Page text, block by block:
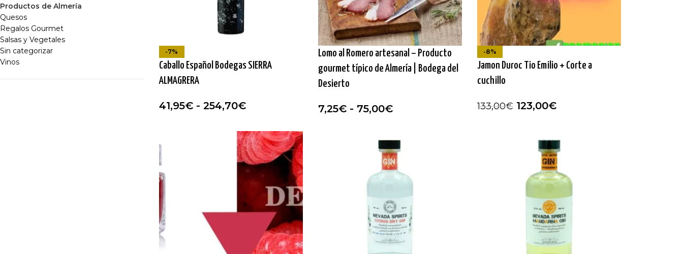
Productos de Almería
Quesos
Regalos Gourmet
Salsas y Vegetales
Sin categorizar
Vinos
-7%
Caballo Español Bodegas SIERRA
ALMAGRERA
41,95€ - 254,70€
Lomo al Romero artesanal – Producto
gourmet típico de Almería | Bodega del
Desierto
7,25€ - 75,00€
-8%
Jamon Duroc Tio Emilio + Corte a
cuchillo
133,00€ 123,00€